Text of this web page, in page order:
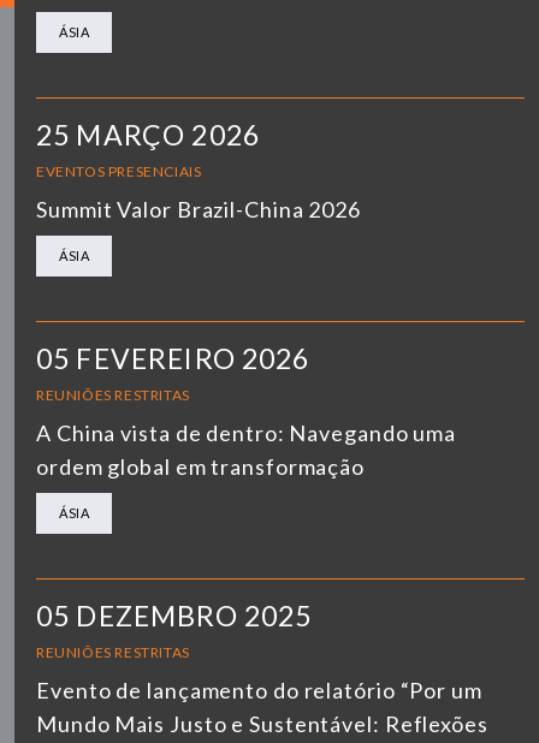
ÁSIA
25 MARÇO 2026
EVENTOS PRESENCIAIS
Summit Valor Brazil-China 2026
ÁSIA
05 FEVEREIRO 2026
REUNIÕES RESTRITAS
A China vista de dentro: Navegando uma
ordem global em transformação
ÁSIA
05 DEZEMBRO 2025
REUNIÕES RESTRITAS
Evento de lançamento do relatório “Por um
Mundo Mais Justo e Sustentável: Reflexões